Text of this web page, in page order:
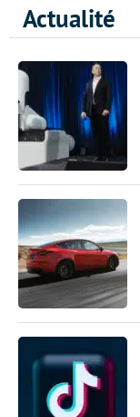
Actualité